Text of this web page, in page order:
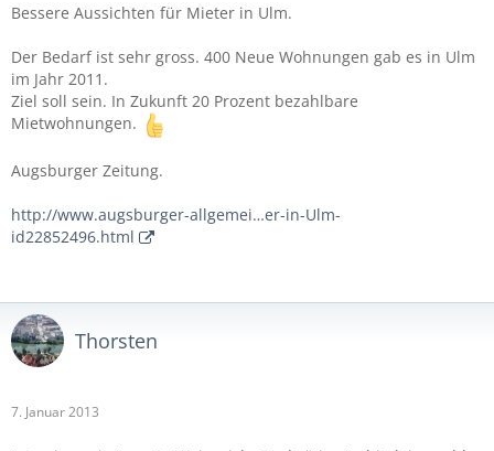
Bessere Aussichten für Mieter in Ulm.
Der Bedarf ist sehr gross. 400 Neue Wohnungen gab es in Ulm
im Jahr 2011.
Ziel soll sein. In Zukunft 20 Prozent bezahlbare
Mietwohnungen.
Augsburger Zeitung.
http://www.augsburger-allgemei…er-in-Ulm-
id22852496.html
Thorsten
7. Januar 2013